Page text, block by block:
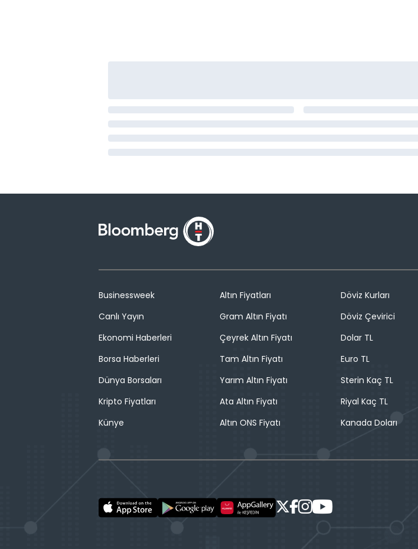
Businessweek
Canlı Yayın
Ekonomi Haberleri
Borsa Haberleri
Dünya Borsaları
Kripto Fiyatları
Künye
Altın Fiyatları
Gram Altın Fiyatı
Çeyrek Altın Fiyatı
Tam Altın Fiyatı
Yarım Altın Fiyatı
Ata Altın Fiyatı
Altın ONS Fiyatı
Döviz Kurları
Döviz Çevirici
Dolar TL
Euro TL
Sterin Kaç TL
Riyal Kaç TL
Kanada Doları